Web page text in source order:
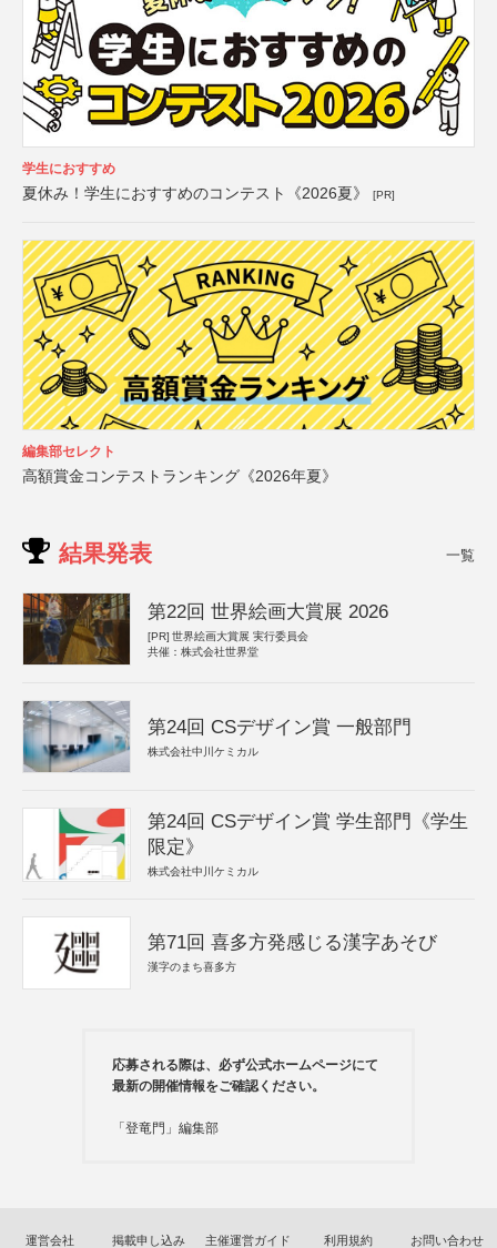
学生におすすめ
夏休み！学生におすすめのコンテスト《2026夏》 [PR]
編集部セレクト
高額賞金コンテストランキング《2026年夏》
結果発表 一覧
第22回 世界絵画大賞展 2026
[PR] 世界絵画大賞展 実行委員会
共催：株式会社世界堂
第24回 CSデザイン賞 一般部門
株式会社中川ケミカル
第24回 CSデザイン賞 学生部門《学生
限定》
株式会社中川ケミカル
第71回 喜多方発感じる漢字あそび
漢字のまち喜多方
応募される際は、必ず公式ホームページにて
最新の開催情報をご確認ください。
「登竜門」編集部
運営会社 掲載申し込み 主催運営ガイド 利用規約 お問い合わせ